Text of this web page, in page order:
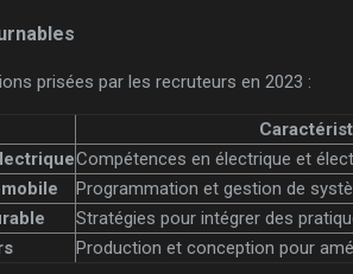
prisées par les recruteurs en 2023 :
Compétences en électrique et
Programmation et gestion de
Stratégies pour intégrer des
Production et conception pour